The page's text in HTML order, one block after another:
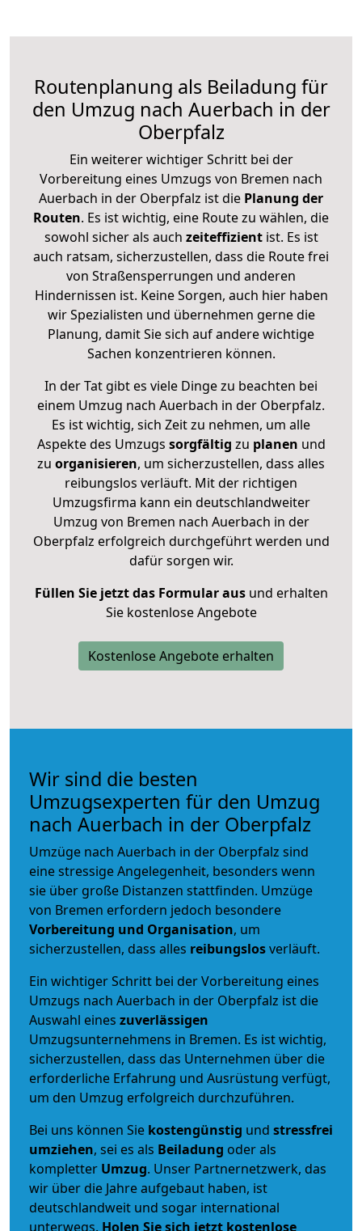
Routenplanung als Beiladung für
den Umzug nach Auerbach in der
Oberpfalz
Ein weiterer wichtiger Schritt bei der
Vorbereitung eines Umzugs von Bremen nach
Auerbach in der Oberpfalz ist die Planung der
Routen. Es ist wichtig, eine Route zu wählen, die
sowohl sicher als auch zeiteffizientist. Es ist
auch ratsam, sicherzustellen, dass die Route frei
von Straßensperrungen und anderen
Hindernissen ist. Keine Sorgen, auch hier haben
wir Spezialisten und übernehmen gerne die
Planung, damit Sie sich auf andere wichtige
Sachen konzentrieren können.
In der Tat gibt es viele Dinge zu beachten bei
einem Umzug nach Auerbach in der Oberpfalz.
Es ist wichtig, sich Zeit zu nehmen, um alle
Aspekte des Umzugs sorgfältig zu planen und
zu organisieren, um sicherzustellen, dass alles
reibungslos verläuft. Mit der richtigen
Umzugsfirma kann ein deutschlandweiter
Umzug von Bremen nach Auerbach in der
Oberpfalz erfolgreich durchgeführt werden und
dafür sorgen wir.
Füllen Sie jetzt das Formular ausund erhalten
Sie kostenlose Angebote
Kostenlose Angebote erhalten
Wir sind die besten
Umzugsexperten für den Umzug
nach Auerbach in der Oberpfalz
Umzüge nach Auerbach in der Oberpfalz sind
eine stressige Angelegenheit, besonders wenn
sie über große Distanzen stattfinden. Umzüge
von Bremen erfordern jedoch besondere
Vorbereitung und Organisation, um
sicherzustellen, dass alles reibungslosverläuft.
Ein wichtiger Schritt bei der Vorbereitung eines
Umzugs nach Auerbach in der Oberpfalz ist die
Auswahl eines zuverlässigen
Umzugsunternehmens in Bremen. Es ist wichtig,
sicherzustellen, dass das Unternehmen über die
erforderliche Erfahrung und Ausrüstung verfügt,
um den Umzug erfolgreich durchzuführen.
Bei uns können Sie kostengünstig und stressfrei
umziehen, sei es als Beiladung oder als
kompletter Umzug. Unser Partnernetzwerk, das
wir über die Jahre aufgebaut haben, ist
deutschlandweit und sogar international
unterwegs. Holen Sie sich jetzt kostenlose